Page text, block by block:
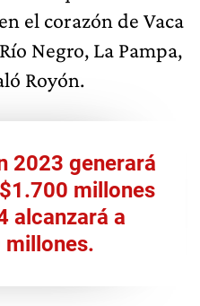
el corazón de Vaca
Negro, La Pampa,
Royón.
2023 generará
millones
alcanzará a
millones.